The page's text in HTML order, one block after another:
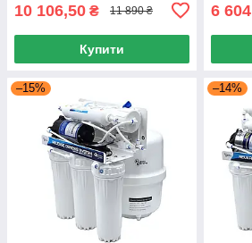
10 106,50 ₴ 11 890 ₴
Купити
6
–15% –14%